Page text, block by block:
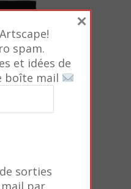
spam.
et idées de
boîte mail
sorties
×